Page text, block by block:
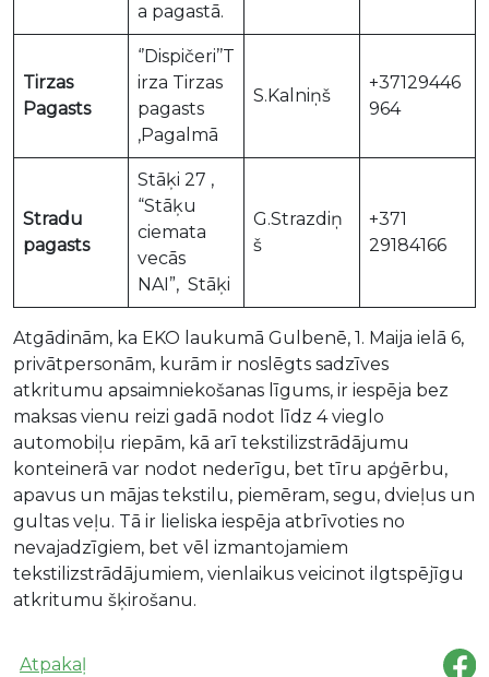
a pagastā.
Tirzas
Pagasts
‘’Dispičeri’’T
irza Tirzas
pagasts
,Pagalmā
S.Kalniņš
+37129446
964
Stradu
pagasts
Stāķi 27 ,
“Stāķu
ciemata
vecās
NAI”, Stāķi
G.Strazdiņ
š
+371
29184166
Atgādinām, ka EKO laukumā Gulbenē, 1. Maija ielā 6,
privātpersonām, kurām ir noslēgts sadzīves
atkritumu apsaimniekošanas līgums, ir iespēja bez
maksas vienu reizi gadā nodot līdz 4 vieglo
automobiļu riepām, kā arī tekstilizstrādājumu
konteinerā var nodot nederīgu, bet tīru apģērbu,
apavus un mājas tekstilu, piemēram, segu, dvieļus un
gultas veļu. Tā ir lieliska iespēja atbrīvoties no
nevajadzīgiem, bet vēl izmantojamiem
tekstilizstrādājumiem, vienlaikus veicinot ilgtspējīgu
atkritumu šķirošanu.
Atpakaļ